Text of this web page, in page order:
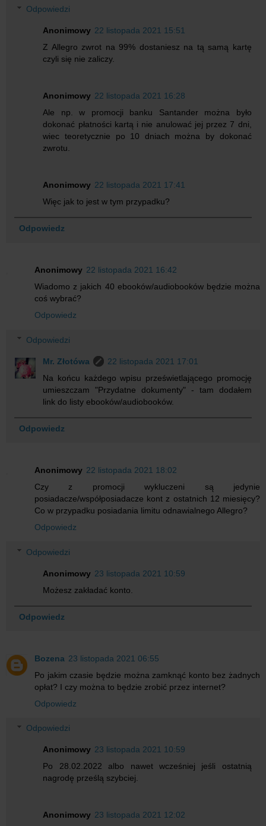
Odpowiedzi
Anonimowy 22 listopada 2021 15:51
Z Allegro zwrot na 99% dostaniesz na tą samą kartę
czyli się nie zaliczy.
Anonimowy 22 listopada 2021 16:28
Ale np. w promocji banku Santander można było
dokonać płatności kartą i nie anulować jej przez 7 dni,
wiec teoretycznie po 10 dniach można by dokonać
zwrotu.
Anonimowy 22 listopada 2021 17:41
Więc jak to jest w tym przypadku?
Odpowiedz
Anonimowy 22 listopada 2021 16:42
Wiadomo z jakich 40 ebooków/audiobooków będzie można
coś wybrać?
Odpowiedz
Odpowiedzi
Mr. Złotówa
22 listopada 2021 17:01
Na końcu każdego wpisu prześwietlającego promocję
umieszczam "Przydatne dokumenty" - tam dodałem
link do listy ebooków/audiobooków.
Odpowiedz
Anonimowy 22 listopada 2021 18:02
Czy z promocji wykluczeni są jedynie
posiadacze/współposiadacze kont z ostatnich 12 miesięcy?
Co w przypadku posiadania limitu odnawialnego Allegro?
Odpowiedz
Odpowiedzi
Anonimowy 23 listopada 2021 10:59
Możesz zakładać konto.
Odpowiedz
Bozena 23 listopada 2021 06:55
Po jakim czasie będzie można zamknąć konto bez żadnych
opłat? I czy można to będzie zrobić przez internet?
Odpowiedz
Odpowiedzi
Anonimowy 23 listopada 2021 10:59
Po 28.02.2022 albo nawet wcześniej jeśli ostatnią
nagrodę prześlą szybciej.
Anonimowy 23 listopada 2021 12:02